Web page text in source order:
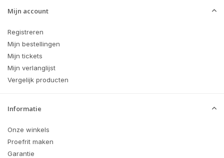
Mijn account
Registreren
Mijn bestellingen
Mijn tickets
Mijn verlanglijst
Vergelijk producten
Informatie
Onze winkels
Proefrit maken
Garantie